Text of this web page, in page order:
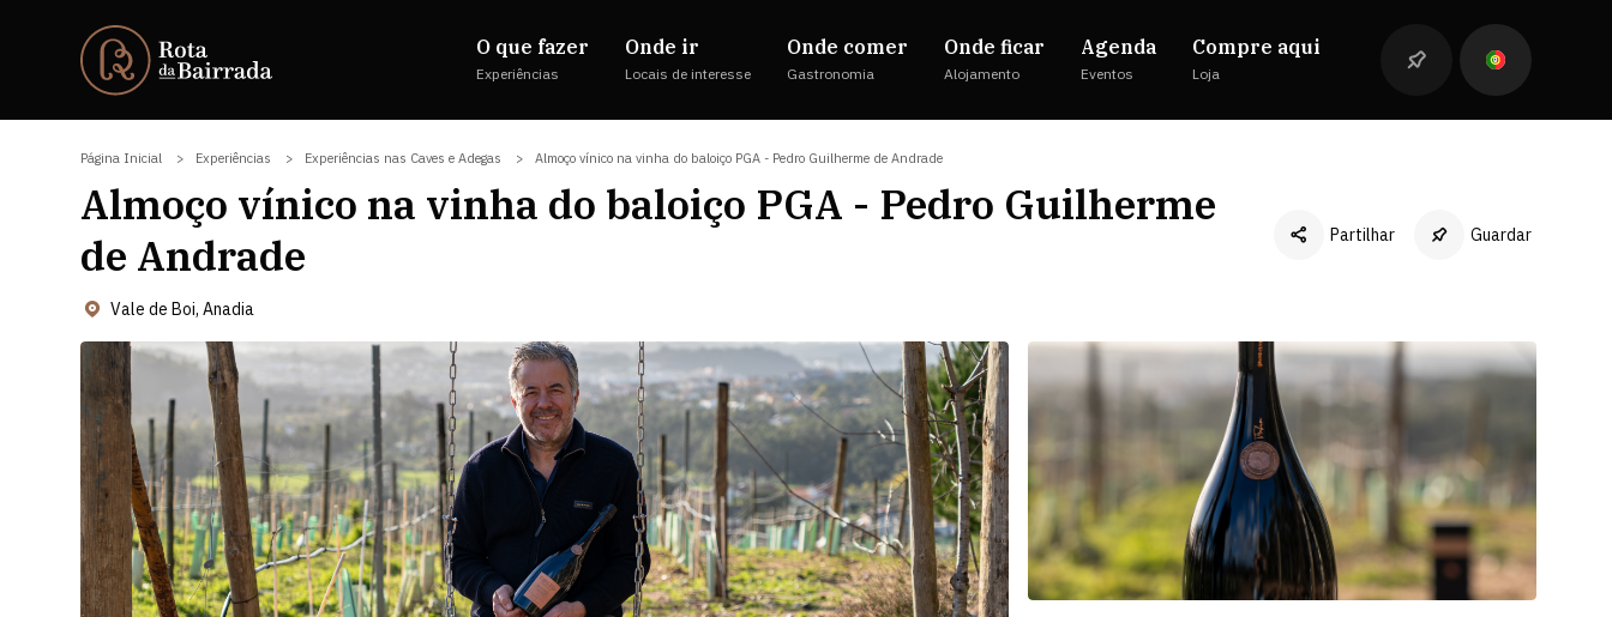
O que fazer
Experiências
Onde ir
Locais de interesse
Onde comer
Gastronomia
Onde ficar
Alojamento
Agenda
Eventos
Compre aqui
Loja
Página Inicial Experiências Experiências nas Caves e Adegas Almoço vínico na vinha do baloiço PGA - Pedro Guilherme de Andrade
Almoço vínico na vinha do baloiço PGA - Pedro Guilherme
de Andrade
Vale de Boi, Anadia
Partilhar
LinkedIn
Guardar